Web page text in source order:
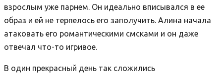
взрослым уже парнем. Он идеально вписывался в ее
образ и ей не терпелось его заполучить. Алина начала
атаковать его романтическими смсками и он даже
отвечал что-то игривое.
В один прекрасный день так сложились